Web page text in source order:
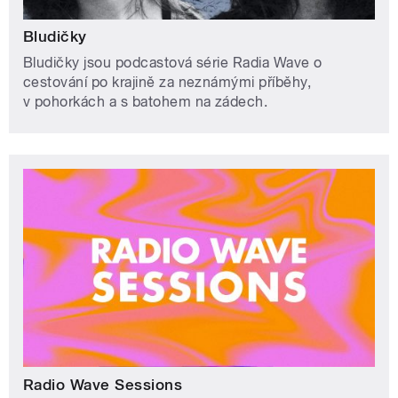
Bludičky
Bludičky jsou podcastová série Radia Wave o
cestování po krajině za neznámými příběhy,
v pohorkách a s batohem na zádech.
Radio Wave Sessions